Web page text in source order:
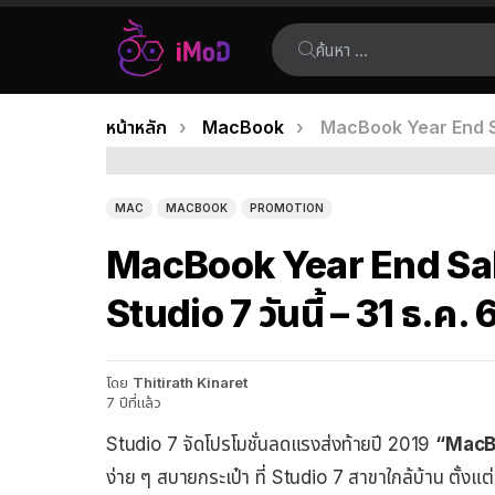
ค้นหา:
เรื่อง
ล่าสุด
คุณอยู่ที่นี่:
หน้าหลัก MacBook MacBook Year End
MAC MACBOOK PROMOTION
MacBook Year End
Studio 7 วันนี้ – 31 ธ.ค.
โดย Thitirath Kinaret
7 ปีที่แล้ว
Studio 7 จัดโปรโมชั่นลดแรงส่งท้ายปี 2019
ง่าย ๆ สบายกระเป๋า ที่ Studio 7 สาขาใกล้บ้าน ตั้งแ